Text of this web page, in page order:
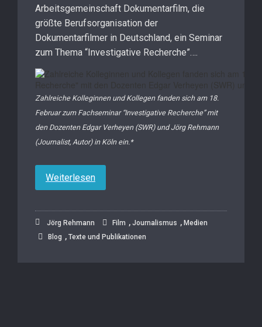
Arbeitsgemeinschaft Dokumentarfilm, die
größte Berufsorganisation der
Dokumentarfilmer in Deutschland, ein Seminar
zum Thema “Investigative Recherche”….
Zahlreiche Kolleginnen und Kollegen fanden sich am 18.
Februar zum Fachseminar “Investigative Recherche” mit
den Dozenten Edgar Verheyen (SWR) und Jörg Rehmann
(Journalist, Autor) in Köln ein.*
Weiterlesen
Jörg Rehmann Film , Journalismus , Medien
Blog , Texte und Publikationen